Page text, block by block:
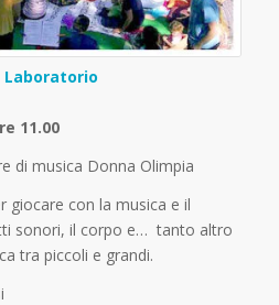
Laboratorio
11.00
di musica Donna Olimpia
giocare con la musica e il
sonori, il corpo e… tanto altro
tra piccoli e grandi.